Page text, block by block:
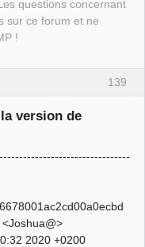
questions concernant
sur ce forum et ne
!
139
version de
2020 +0200